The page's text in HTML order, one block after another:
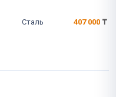
Сталь 407 000 ₸